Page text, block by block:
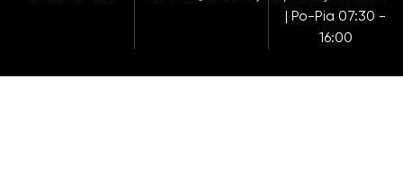
| Po-Pia 07:30 -
16:00